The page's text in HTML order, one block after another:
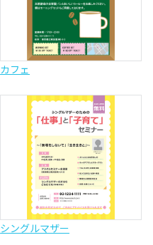
カフェ
シングルマザー